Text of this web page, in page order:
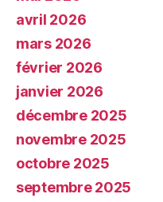
avril 2026
mars 2026
février 2026
janvier 2026
décembre 2025
novembre 2025
octobre 2025
septembre 2025